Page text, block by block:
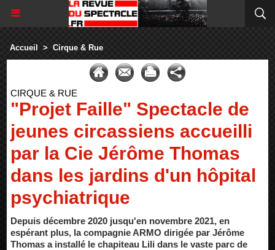
Accueil > Cirque & Rue
CIRQUE & RUE
"Projet Faille" Spectacle de
jeunes circassiens accueilli
par la Cie Jérôme Thomas
dans les jardins d'un hôpital
psychiatrique
Depuis décembre 2020 jusqu'en novembre 2021, en
espérant plus, la compagnie ARMO dirigée par Jérôme
Thomas a installé le chapiteau Lili dans le vaste parc de